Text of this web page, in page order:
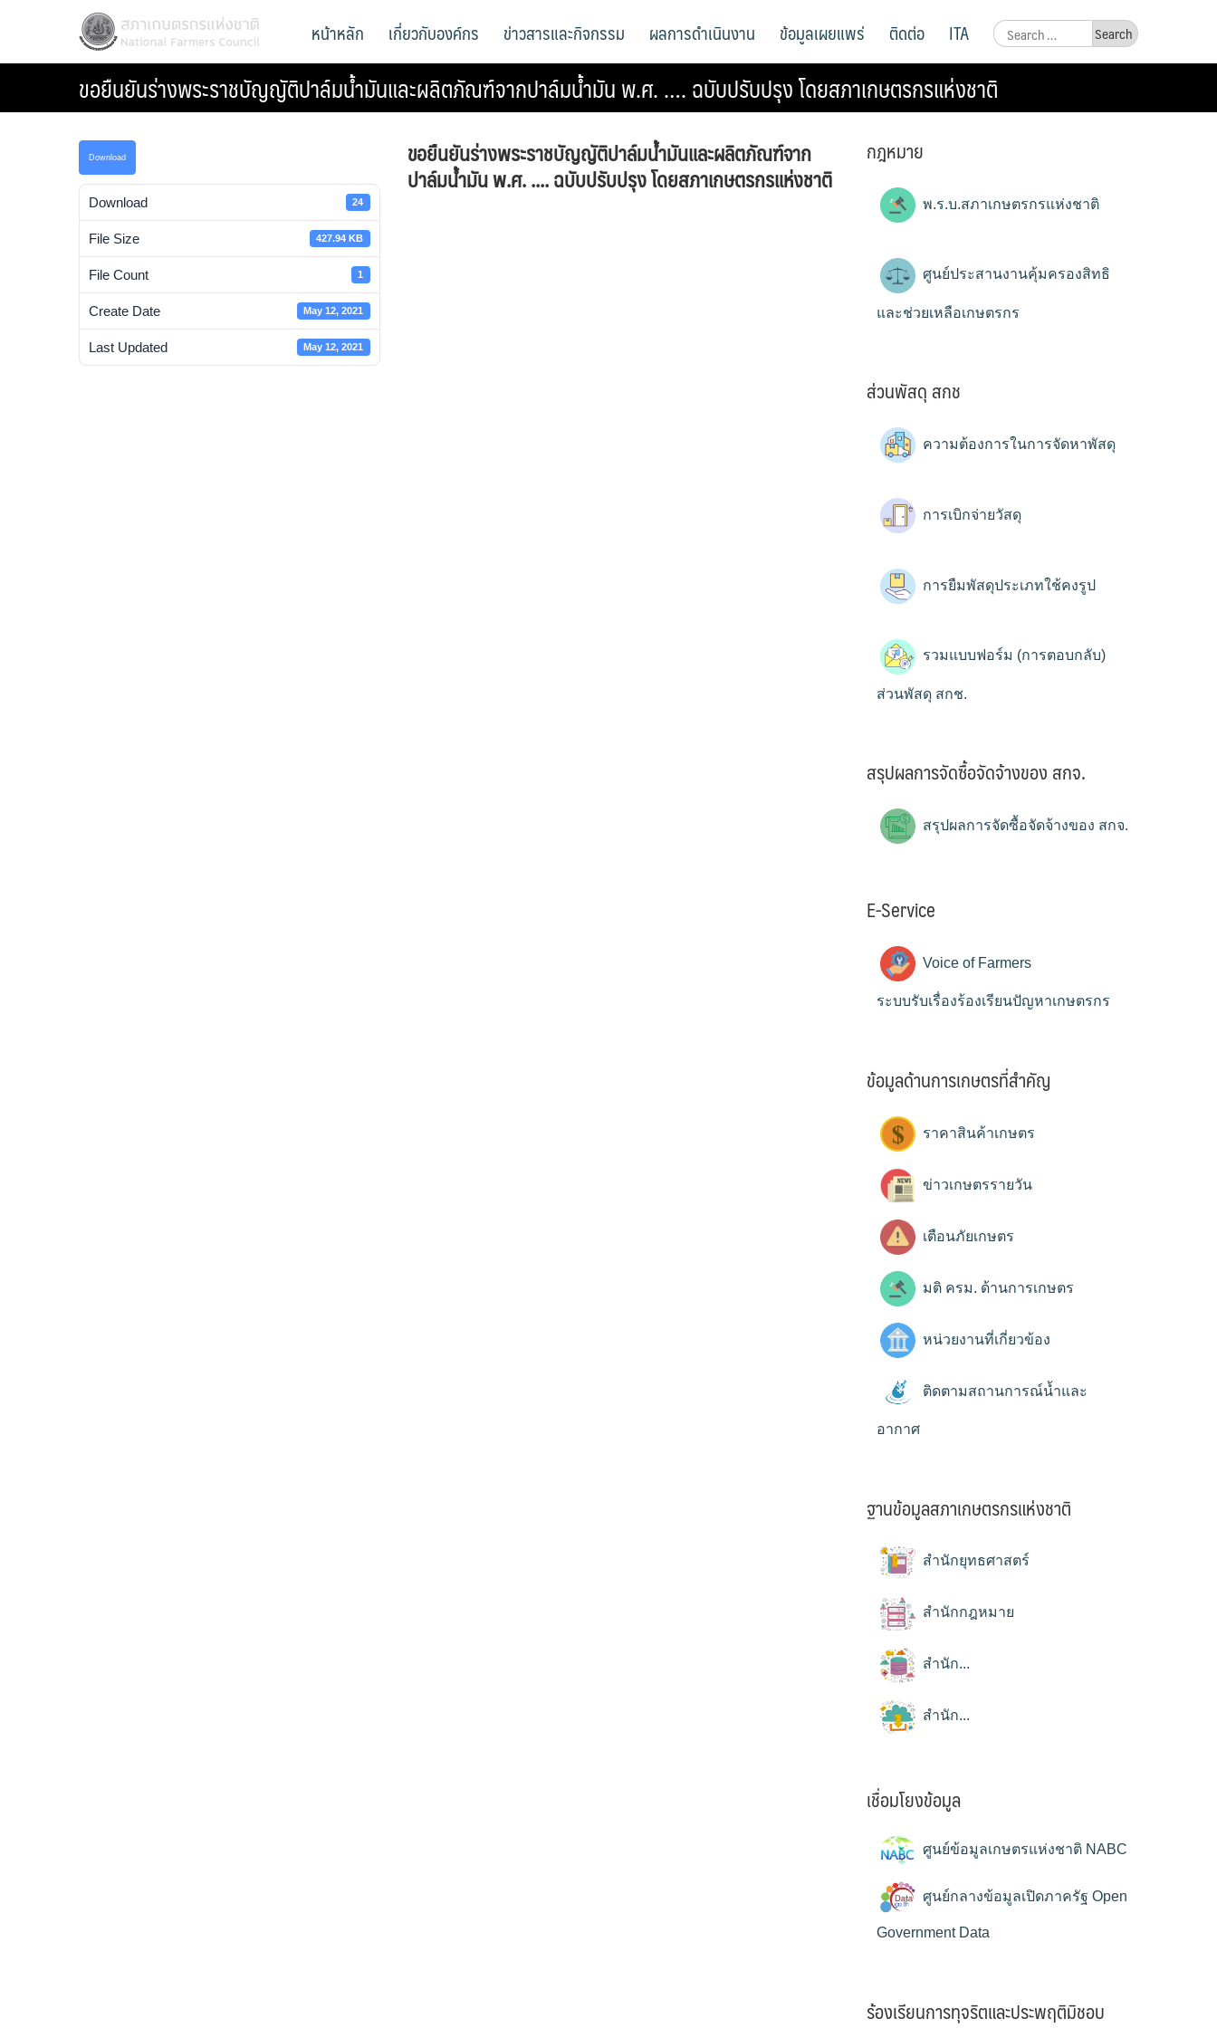
สภาเกษตรกรแห่งชาติ
National Farmers Council
Search
for:
หน้าหลัก เกี่ยวกับองค์กร ข่าวสารและกิจกรรม ผลการดำเนินงาน ข้อมูลเผยแพร่ ติดต่อ ITA
ขอยืนยันร่างพระราชบัญญัติปาล์มน้ำมันและผลิตภัณฑ์จากปาล์มน้ำมัน พ.ศ. …. ฉบับปรับปรุง โดยสภาเกษตรกรแห่งชาติ
Download
Download 24
File Size 427.94 KB
File Count 1
Create Date May 12, 2021
Last Updated May 12, 2021
ขอยืนยันร่างพระราชบัญญัติปาล์มน้ำมันและผลิตภัณฑ์จาก
ปาล์มน้ำมัน พ.ศ. .... ฉบับปรับปรุง โดยสภาเกษตรกรแห่งชาติ
กฎหมาย
พ.ร.บ.สภาเกษตรกรแห่งชาติ
ศูนย์ประสานงานคุ้มครองสิทธิ
และช่วยเหลือเกษตรกร
ส่วนพัสดุ สกช
ความต้องการในการจัดหาพัสดุ
การเบิกจ่ายวัสดุ
การยืมพัสดุประเภทใช้คงรูป
รวมแบบฟอร์ม (การตอบกลับ)
ส่วนพัสดุ สกช.
สรุปผลการจัดซื้อจัดจ้างของ สกจ.
สรุปผลการจัดซื้อจัดจ้างของ สกจ.
E-Service
Voice of Farmers
ระบบรับเรื่องร้องเรียนปัญหาเกษตรกร
ข้อมูลด้านการเกษตรที่สำคัญ
ราคาสินค้าเกษตร
ข่าวเกษตรรายวัน
เตือนภัยเกษตร
มติ ครม. ด้านการเกษตร
หน่วยงานที่เกี่ยวข้อง
ติดตามสถานการณ์น้ำและ
อากาศ
ฐานข้อมูลสภาเกษตรกรแห่งชาติ
สำนักยุทธศาสตร์
สำนักกฎหมาย
สำนัก...
สำนัก...
เชื่อมโยงข้อมูล
ศูนย์ข้อมูลเกษตรแห่งชาติ NABC
ศูนย์กลางข้อมูลเปิดภาครัฐ Open
Government Data
ร้องเรียนการทุจริตและประพฤติมิชอบ